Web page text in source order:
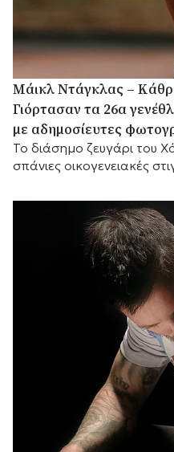
Μάικλ Ντάγκλας –
Γιόρτασαν τα 26α
με αδημοσίευτες
Το διάσημο ζευγάρι του
σπάνιες οικογενειακές
προσθέτει τις δικές της